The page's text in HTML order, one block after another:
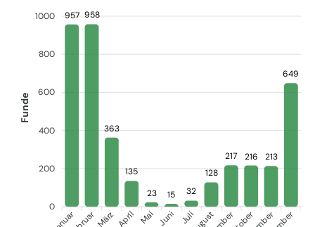
1000
800
600
400
200
0
Funde
957 958
363
135
23
15 32
128
217 216 213
649
März April Mai Juni Juli